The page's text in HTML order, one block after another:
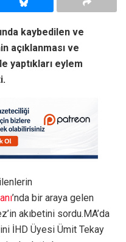
kaybedilen ve
açıklanması ve
yaptıkları eylem
’nda bir araya gelen
akıbetini sordu.MA’da
İHD Üyesi Ümit Tekay